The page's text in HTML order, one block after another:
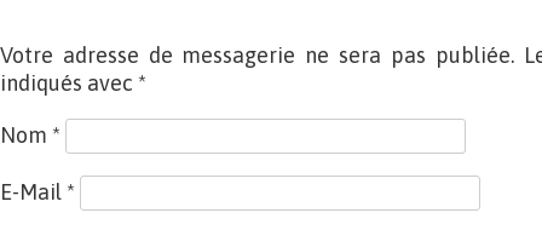
Votre adresse de messagerie ne sera pas publiée.
indiqués avec *
Nom *
E-Mail *